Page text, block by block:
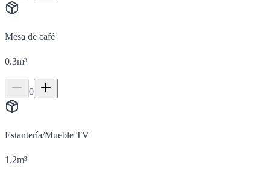
Mesa de café
0.3m³
0
Estantería/Mueble TV
1.2m³